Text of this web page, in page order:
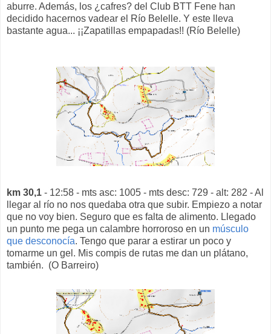
aburre. Además, los ¿cafres? del Club BTT Fene han
decidido hacernos vadear el Río Belelle. Y este lleva
bastante agua... ¡¡Zapatillas empapadas!! (Río Belelle)
km 30,1 - 12:58 - mts asc: 1005 - mts desc: 729 - alt: 282 - Al
llegar al río no nos quedaba otra que subir. Empiezo a notar
que no voy bien. Seguro que es falta de alimento. Llegado
un punto me pega un calambre horroroso en un músculo
que desconocía. Tengo que parar a estirar un poco y
tomarme un gel. Mis compis de rutas me dan un plátano,
también. (O Barreiro)